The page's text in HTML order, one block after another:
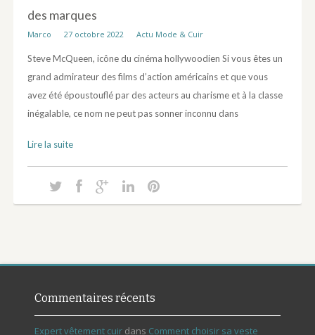
des marques
Marco 27 octobre 2022 Actu Mode & Cuir
Steve McQueen, icône du cinéma hollywoodien Si vous êtes un
grand admirateur des films d’action américains et que vous
avez été époustouflé par des acteurs au charisme et à la classe
inégalable, ce nom ne peut pas sonner inconnu dans
Lire la suite
Commentaires récents
Expert vêtement cuirdans Comment choisir sa veste